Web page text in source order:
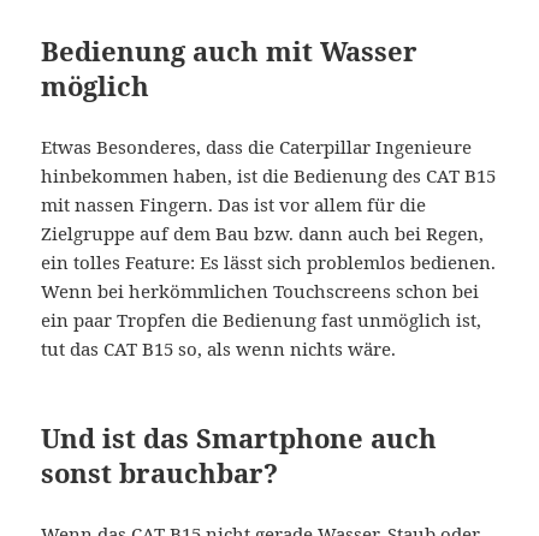
Bedienung auch mit Wasser
möglich
Etwas Besonderes, dass die Caterpillar Ingenieure
hinbekommen haben, ist die Bedienung des CAT B15
mit nassen Fingern. Das ist vor allem für die
Zielgruppe auf dem Bau bzw. dann auch bei Regen,
ein tolles Feature: Es lässt sich problemlos bedienen.
Wenn bei herkömmlichen Touchscreens schon bei
ein paar Tropfen die Bedienung fast unmöglich ist,
tut das CAT B15 so, als wenn nichts wäre.
Und ist das Smartphone auch
sonst brauchbar?